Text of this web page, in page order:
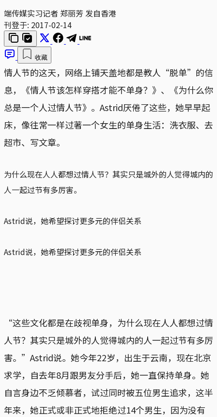
端传媒实习记者 郑丽芳 发自香港
刊登于: 2017-02-14
收藏
情人节的这天，网络上铺天盖地都是教人“脱单”的信
息，《情人节该怎样穿搭才能不单身？》、《为什么你
总是一个人过情人节》。Astrid厌倦了这些，她早早起
床，像往常一样过著一个女生的单身生活：洗衣服、去
超市、写文章。
为什么现在人人都想过情人节？其实只是城外的人觉得城内的
人一起过节有多厉害。
Astrid说，她希望探讨更多元的伴侣关系
Astrid说，她希望探讨更多元的伴侣关系
“这些文化都是在歧视单身，为什么现在人人都想过情
人节？其实只是城外的人觉得城内的人一起过节有多厉
害。”Astrid说。她今年22岁，出生于云南，现在北京
求学，自去年8月跟男友分手后，她一直保持单身。她
自言身边不乏倾慕者，试过同时被五位男生追求，这半
年来，她正式或非正式地拒绝过14个男生，因为没有